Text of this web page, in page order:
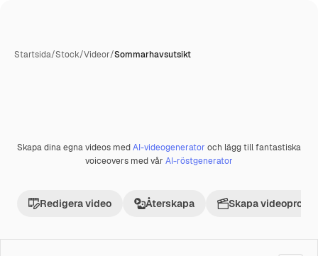
Startsida/Stock/Videor/Sommarhavsutsikt
Premie
Skapa dina egna videos medAI-videogenerator och lägg till fantastiska
voiceovers med vår AI-röstgenerator
Redigera video Återskapa Skapa